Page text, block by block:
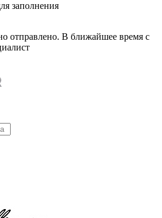
заполнения
отправлено. В ближайшее время с